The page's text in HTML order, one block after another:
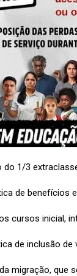
do 1/3
de benefícios
cursos inicial,
de inclusão
migração, que